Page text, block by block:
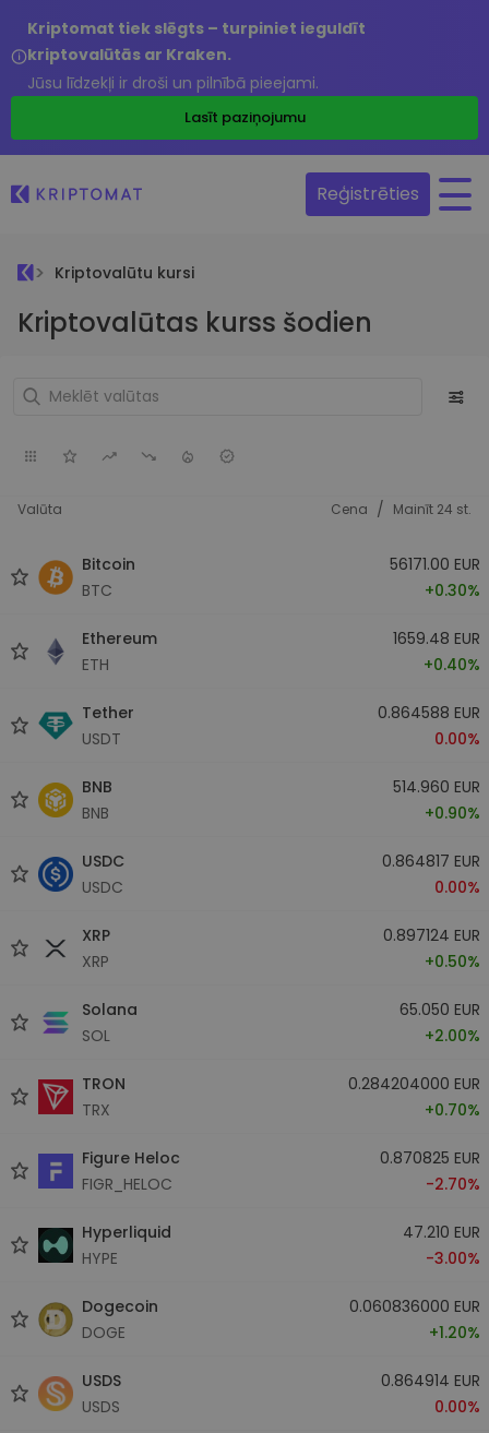
Kriptomat tiek slēgts – turpiniet ieguldīt
kriptovalūtās ar Kraken.
Jūsu līdzekļi ir droši un pilnībā pieejami.
Lasīt paziņojumu
Reģistrēties
Kriptovalūtu kursi
Kriptovalūtas kurss šodien
Valūta Cena / Mainīt 24 st.
Bitcoin
BTC
56171.00 EUR
+0.30%
Ethereum
ETH
1659.48 EUR
+0.40%
Tether
USDT
0.864588 EUR
0.00%
BNB
BNB
514.960 EUR
+0.90%
USDC
USDC
0.864817 EUR
0.00%
XRP
XRP
0.897124 EUR
+0.50%
Solana
SOL
65.050 EUR
+2.00%
TRON
TRX
0.284204000 EUR
+0.70%
Figure Heloc
FIGR_HELOC
0.870825 EUR
-2.70%
Hyperliquid
HYPE
47.210 EUR
-3.00%
Dogecoin
DOGE
0.060836000 EUR
+1.20%
USDS
USDS
0.864914 EUR
0.00%